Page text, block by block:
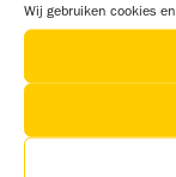
Wij gebruiken cookies